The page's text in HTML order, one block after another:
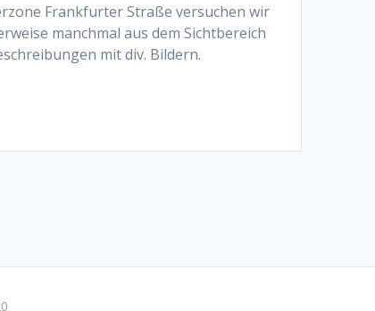
Frankfurter Straße versuchen wir
manchmal aus dem Sichtbereich
mit div. Bildern.